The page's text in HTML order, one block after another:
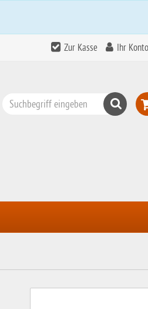
Zur Kasse Ihr Konto